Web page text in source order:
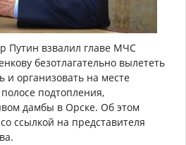
Путин взвалил главе МЧС
безотлагательно вылететь
и организовать на месте
подтопления,
дамбы в Орске. Об этом
ссылкой на представителя